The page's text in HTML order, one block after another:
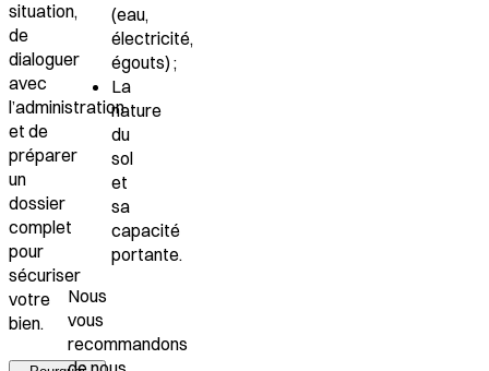
situation,
de
dialoguer
avec
l’administration
et de
préparer
un
dossier
complet
pour
sécuriser
votre
bien.
(eau,
électricité,
égouts) ;
La
nature
du
sol
et
sa
capacité
portante.
Nous
vous
recommandons